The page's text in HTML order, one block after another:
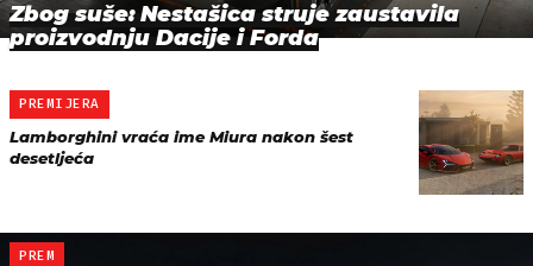
Zbog suše: Nestašica struje zaustavila
proizvodnju Dacije i Forda
PREMIJERA
Lamborghini vraća ime Miura nakon šest
desetljeća
PREM